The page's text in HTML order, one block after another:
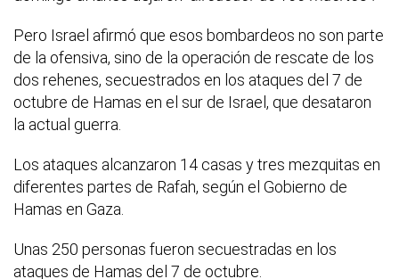
Pero Israel afirmó que esos bombardeos no son parte
de la ofensiva, sino de la operación de rescate de los
dos rehenes, secuestrados en los ataques del 7 de
octubre de Hamas en el sur de Israel, que desataron
la actual guerra.
Los ataques alcanzaron 14 casas y tres mezquitas en
diferentes partes de Rafah, según el Gobierno de
Hamas en Gaza.
Unas 250 personas fueron secuestradas en los
ataques de Hamas del 7 de octubre.